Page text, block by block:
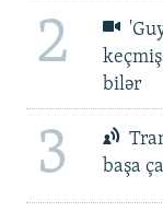
2
bilər
3
başa